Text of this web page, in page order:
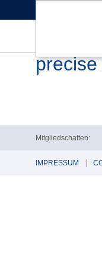
Mitgliedschaften:
IMPRESSUM